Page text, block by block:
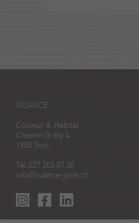
NUANCE
Couleur & Habitat
Chemin Grély 4
1950 Sion
Tél 027 203 07 30
info@nuance-joris.ch